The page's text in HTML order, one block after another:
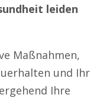
leiden
Maßnahmen,
und Ihr
Ihre